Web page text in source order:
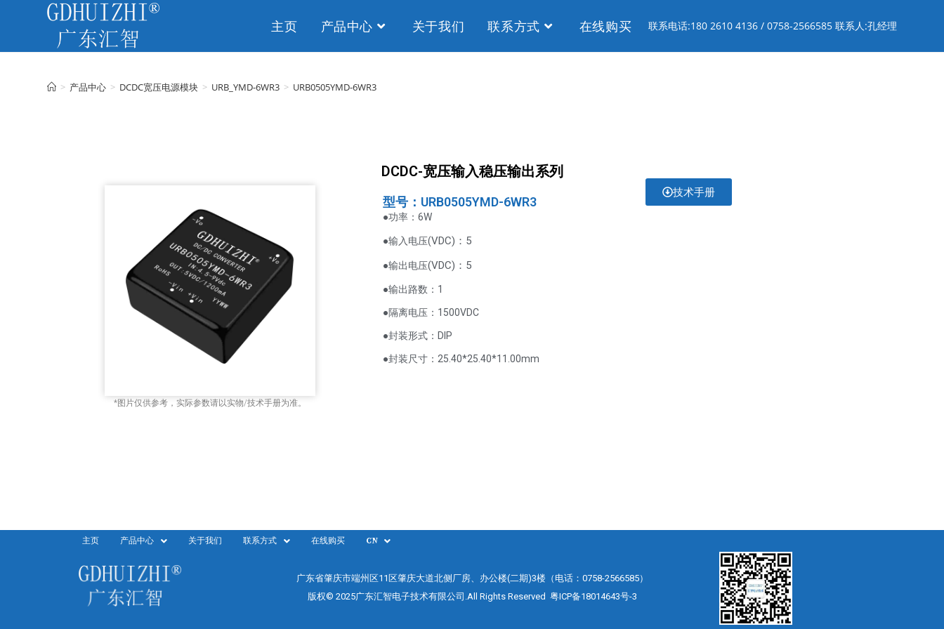
联系电话:180 2610 4136 / 0758-2566585 联系人:孔经理
主页 产品中心 关于我们 联系方式 在线购买
> 产品中心 > DCDC宽压电源模块 > URB_YMD-6WR3 > URB0505YMD-6WR3
DCDC-宽压输入稳压输出系列
*图片仅供参考，实际参数请以实物/技术手册为准。
型号：URB0505YMD-6WR3
●功率：6W
●输入电压(VDC)：5
●输出电压(VDC) ：5
●输出路数：1
●隔离电压：1500VDC
●封装形式：DIP
●封装尺寸：25.40*25.40*11.00mm
技术手册
主页 产品中心 关于我们 联系方式 在线购买 CN
广东省肇庆市端州区11区肇庆大道北侧厂房、办公楼(二期)3楼（电话：0758-2566585）
版权© 2025广东汇智电子技术有限公司.All Rights Reserved 粤ICP备18014643号-3